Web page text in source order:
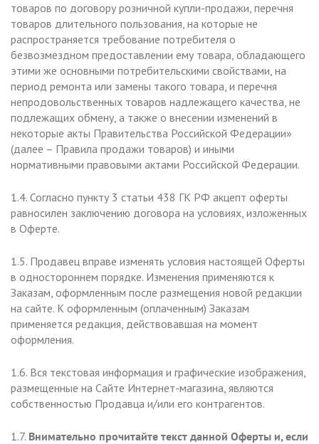
товаров по договору розничной купли-продажи, перечня
товаров длительного пользования, на которые не
распространяется требование потребителя о
безвозмездном предоставлении ему товара, обладающего
этими же основными потребительскими свойствами, на
период ремонта или замены такого товара, и перечня
непродовольственных товаров надлежащего качества, не
подлежащих обмену, а также о внесении изменений в
некоторые акты Правительства Российской Федерации»
(далее – Правила продажи товаров) и иными
нормативными правовыми актами Российской Федерации.
1.4. Согласно пункту 3 статьи 438 ГК РФ акцепт оферты
равносилен заключению договора на условиях, изложенных
в Оферте.
1.5. Продавец вправе изменять условия настоящей Оферты
в одностороннем порядке. Изменения применяются к
Заказам, оформленным после размещения новой редакции
на сайте. К оформленным (оплаченным) Заказам
применяется редакция, действовавшая на момент
оформления.
1.6. Вся текстовая информация и графические изображения,
размещенные на Сайте Интернет-магазина, являются
собственностью Продавца и/или его контрагентов.
1.7. Внимательно прочитайте текст данной Оферты и, если